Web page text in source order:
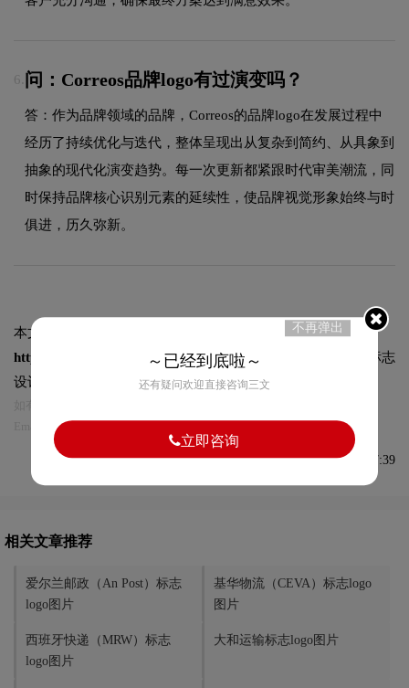
6. 问：Correos品牌logo有过演变吗？
答：作为品牌领域的品牌，Correos的品牌logo在发展过程中
经历了持续优化与迭代，整体呈现出从复杂到简约、从具象到
抽象的现代化演变趋势。每一次更新都紧跟时代审美潮流，同
时保持品牌核心识别元素的延续性，使品牌视觉形象始终与时
俱进，历久弥新。
本文标题和链接
西班牙邮政（Correos）标志logo图片:
https://logo9.net/works/9315.html 转载时请注明出处为诗宸标志
设计及本链接!
Email:75696531@qq.com，我们将第一时间安排删除。
发布于2022-07-02 08:37:39
相关文章推荐
爱尔兰邮政（An Post）标志
logo图片
基华物流（CEVA）标志logo
图片
西班牙快递（MRW）标志
logo图片
大和运输标志logo图片
不再弹出
～已经到底啦～
还有疑问欢迎直接咨询三文
立即咨询